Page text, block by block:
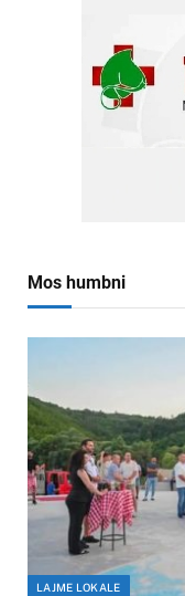
Mos humbni
LAJME LOKALE